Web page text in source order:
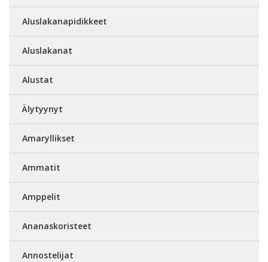
Aluslakanapidikkeet
Aluslakanat
Alustat
Älytyynyt
Amaryllikset
Ammatit
Amppelit
Ananaskoristeet
Annostelijat